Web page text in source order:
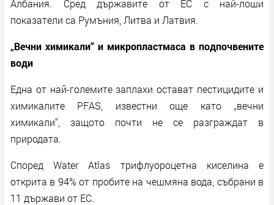
Албания. Сред държавите от ЕС с най-лоши
показатели са Румъния, Литва и Латвия.
„Вечни химикали“ и микропластмаса в подпочвените
води
Една от най-големите заплахи остават пестицидите и
химикалите PFAS, известни още като „вечни
химикали“, защото почти не се разграждат в
природата.
Според Water Atlas трифлуороцетна киселина е
открита в 94% от пробите на чешмяна вода, събрани в
11 държави от ЕС.